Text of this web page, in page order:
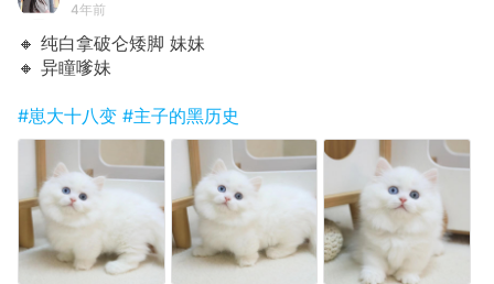
4年前
🔸 纯白拿破仑矮脚 妹妹
🔸 异瞳嗲妹
#崽大十八变 #主子的黑历史